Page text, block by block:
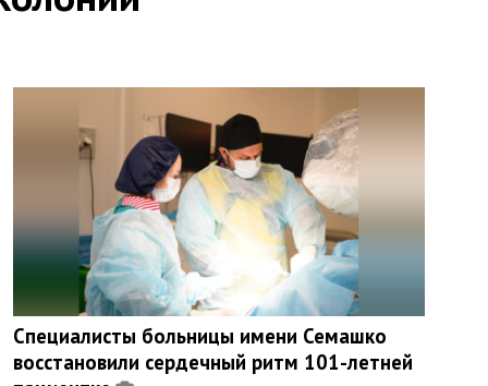
Специалисты больницы имени Семашко
восстановили сердечный ритм 101-летней